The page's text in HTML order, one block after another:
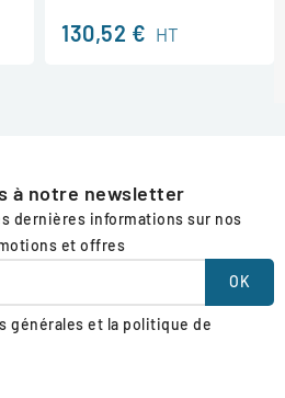
130,52 € HT
à notre newsletter
dernières informations sur nos
et offres
générales et la politique de